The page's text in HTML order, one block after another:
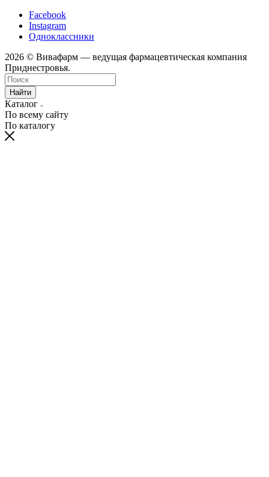
Facebook
Instagram
Одноклассники
2026 © Вивафарм — ведущая фармацевтическая компания
Приднестровья.
Найти
Каталог
По всему сайту
По каталогу